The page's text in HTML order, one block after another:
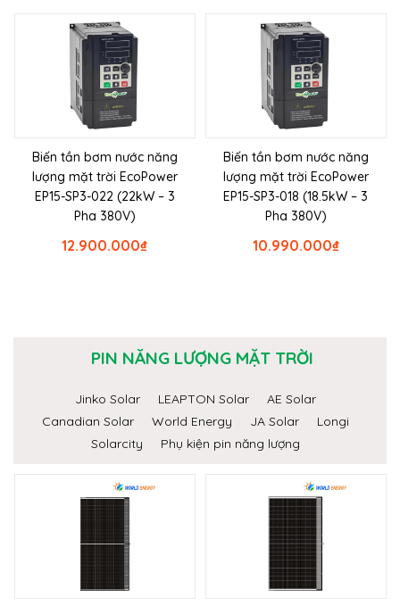
Biến tần bơm nước năng
lượng mặt trời EcoPower
EP15-SP3-022 (22kW – 3
Pha 380V)
₫
12.900.000
Biến tần bơm nước năng
lượng mặt trời EcoPower
EP15-SP3-018 (18.5kW – 3
Pha 380V)
₫
10.990.000
PIN NĂNG LƯỢNG MẶT TRỜI
Jinko Solar LEAPTON Solar
AE Solar
Canadian Solar
World Energy JA Solar
Longi
Solarcity
Phụ kiện pin năng lượng